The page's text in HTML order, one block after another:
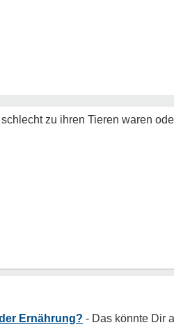
zu ihren Tieren waren
Ernährung?